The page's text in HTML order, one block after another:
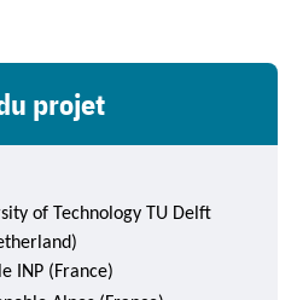
projet
of Technology TU Delft
INP (France)